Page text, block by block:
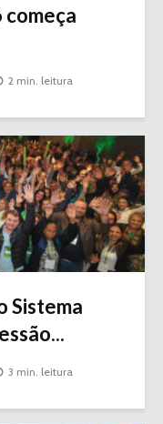
começa
2 min. leitura
Sistema
3 min. leitura